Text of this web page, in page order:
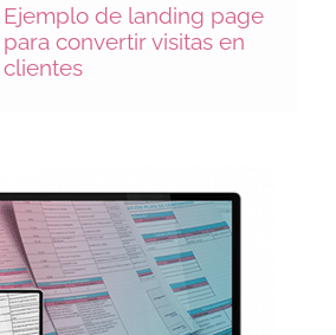
Ejemplo de landing page
para convertir visitas en
clientes